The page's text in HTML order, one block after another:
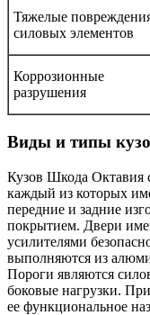
Тяжелые
силовых элементов
Коррозионные
разрушения
Виды и типы
Кузов Шкода Октавия
каждый из которых
передние и задние
покрытием. Двери
усилителями
выполняются из
Пороги являются
боковые нагрузки.
ее функциональное